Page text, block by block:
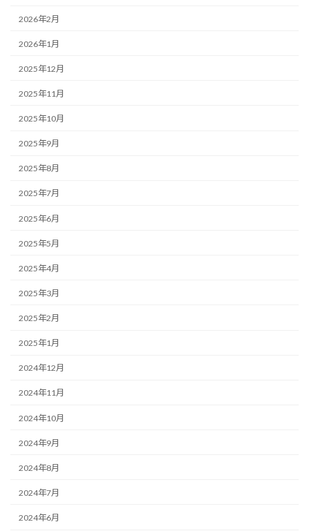
2026年2月
2026年1月
2025年12月
2025年11月
2025年10月
2025年9月
2025年8月
2025年7月
2025年6月
2025年5月
2025年4月
2025年3月
2025年2月
2025年1月
2024年12月
2024年11月
2024年10月
2024年9月
2024年8月
2024年7月
2024年6月